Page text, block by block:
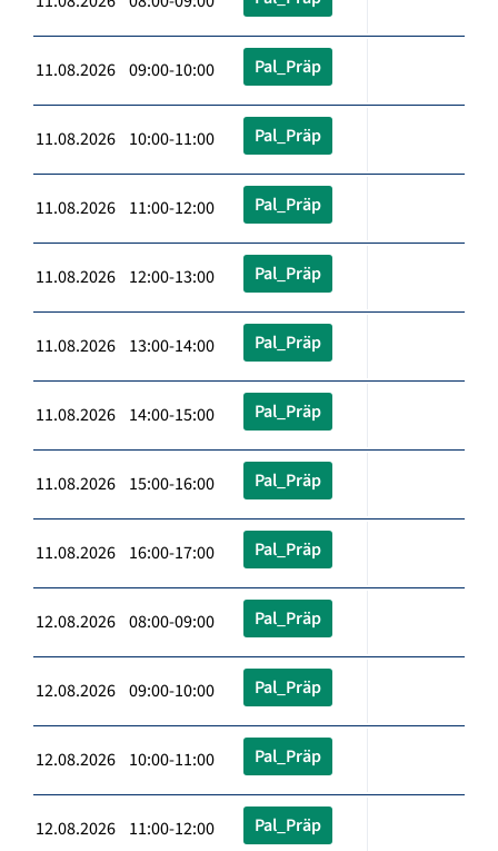
11.08.2026 09:00-10:00 Pal_Präp
11.08.2026 10:00-11:00 Pal_Präp
11.08.2026 11:00-12:00 Pal_Präp
11.08.2026 12:00-13:00 Pal_Präp
11.08.2026 13:00-14:00 Pal_Präp
11.08.2026 14:00-15:00 Pal_Präp
11.08.2026 15:00-16:00 Pal_Präp
11.08.2026 16:00-17:00 Pal_Präp
12.08.2026 08:00-09:00 Pal_Präp
12.08.2026 09:00-10:00 Pal_Präp
12.08.2026 10:00-11:00 Pal_Präp
12.08.2026 11:00-12:00 Pal_Präp